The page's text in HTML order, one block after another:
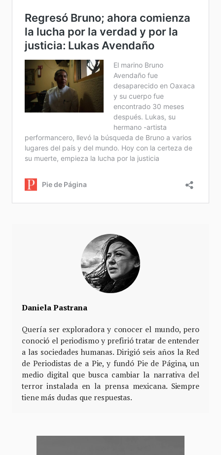
Daniela Pastrana
Quería ser exploradora y conocer el mundo, pero
conoció el periodismo y prefirió tratar de entender
a las sociedades humanas. Dirigió seis años la Red
de Periodistas de a Pie, y fundó Pie de Página, un
medio digital que busca cambiar la narrativa del
terror instalada en la prensa mexicana. Siempre
tiene más dudas que respuestas.